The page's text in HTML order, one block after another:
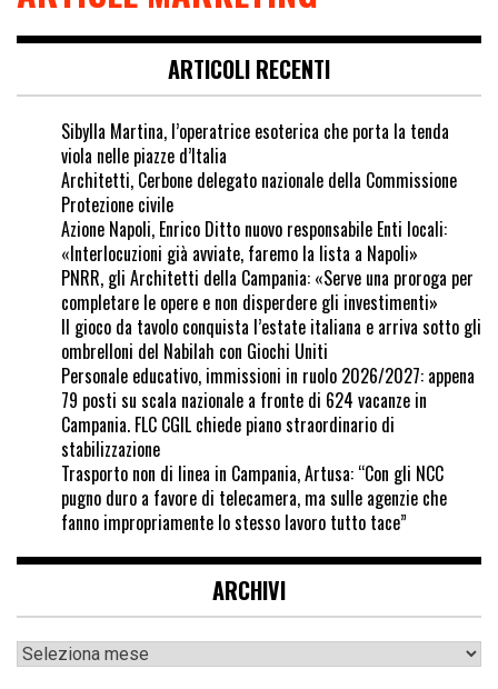
ARTICOLI RECENTI
Sibylla Martina, l’operatrice esoterica che porta la tenda
viola nelle piazze d’Italia
Architetti, Cerbone delegato nazionale della Commissione
Protezione civile
Azione Napoli, Enrico Ditto nuovo responsabile Enti locali:
«Interlocuzioni già avviate, faremo la lista a Napoli»
PNRR, gli Architetti della Campania: «Serve una proroga per
completare le opere e non disperdere gli investimenti»
Il gioco da tavolo conquista l’estate italiana e arriva sotto gli
ombrelloni del Nabilah con Giochi Uniti
Personale educativo, immissioni in ruolo 2026/2027: appena
79 posti su scala nazionale a fronte di 624 vacanze in
Campania. FLC CGIL chiede piano straordinario di
stabilizzazione
Trasporto non di linea in Campania, Artusa: “Con gli NCC
pugno duro a favore di telecamera, ma sulle agenzie che
fanno impropriamente lo stesso lavoro tutto tace”
ARCHIVI